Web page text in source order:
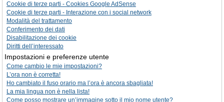
Cookie di terze parti - Cookies Google AdSense
Cookie di terze parti - Interazione con i social network
Modalità del trattamento
Conferimento dei dati
Disabilitazione dei cookie
Diritti dell’interessato
Impostazioni e preferenze utente
Come cambio le mie impostazioni?
L’ora non è corretta!
Ho cambiato il fuso orario ma l’ora è ancora sbagliata!
La mia lingua non è nella lista!
Come posso mostrare un’immagine sotto il mio nome utente?